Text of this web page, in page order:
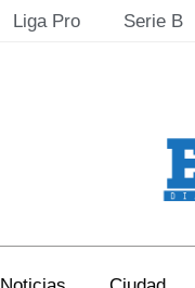
Liga Pro Serie B